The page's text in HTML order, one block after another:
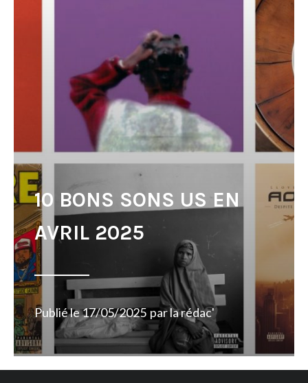
10 BONS SONS US EN
AVRIL 2025
Publié le17/05/2025 parla rédac'